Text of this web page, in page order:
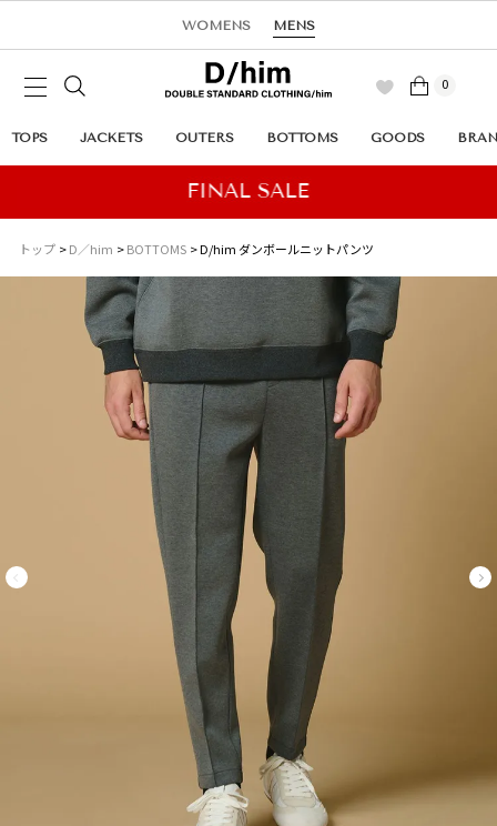
WOMENS MENS
0
TOPS JACKETS OUTERS BOTTOMS GOODS
トップ D／him BOTTOMS D/him ダンボールニットパンツ